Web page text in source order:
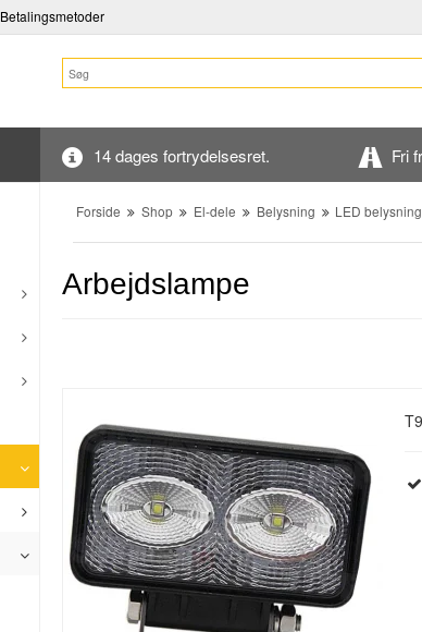
Betalingsmetoder
14 dages fortrydelsesret. Fri
Forside Shop El-dele Belysning LED belysning
Arbejdslampe